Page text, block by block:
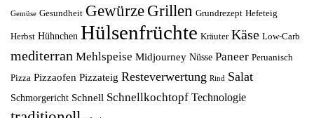
Gemüse Gesundheit Gewürze Grillen Grundrezept Hefeteig
Herbst Hühnchen Hülsenfrüchte Kräuter Käse Low-Carb
mediterran Mehlspeise Midjourney Nüsse Paneer Peruanisch
Pizza Pizzaofen Pizzateig Resteverwertung Rind Salat
Schmorgericht Schnell Schnellkochtopf Technologie